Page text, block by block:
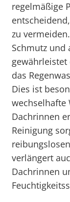
regelmäßige
zu
Schmutz und
gewährleistet
das
Dies ist
wechselhafte
Dachrinnen
Reinigung
verlängert
Dachrinnen